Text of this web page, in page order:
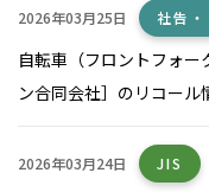
2026年03月25日 社告
自転車（フロントフォ
ン合同会社］のリコール
2026年03月24日 JIS